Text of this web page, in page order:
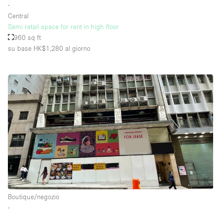
∙
Central
Semi retail space for rent in high floor
960 sq ft
su base HK$1,280 al giorno
Boutique/negozio
∙